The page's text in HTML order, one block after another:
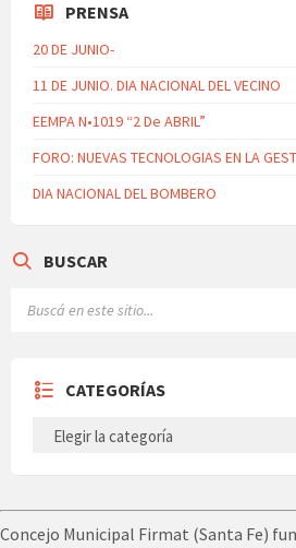
PRENSA
20 DE JUNIO-
11 DE JUNIO. DIA NACIONAL DEL VECINO
EEMPA N•1019 “2 De ABRIL”
FORO: NUEVAS TECNOLOGIAS EN LA
DIA NACIONAL DEL BOMBERO
BUSCAR
CATEGORÍAS
Concejo Municipal Firmat (Santa Fe)